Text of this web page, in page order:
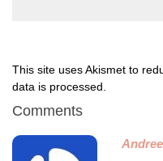
This site uses Akismet to
data is processed
Comments